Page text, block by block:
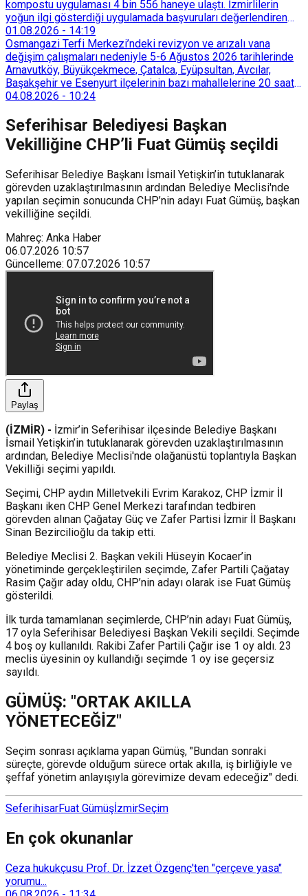
kompostu uygulaması 4 bin 556 haneye ulaştı. İzmirlilerin
yoğun ilgi gösterdiği uygulamada başvuruları değerlendiren
Tarımsal Hizmetler Dairesi Başkanlığı, farklı ilçelerde toplam
128 bokaşi kompost eğitimi düzenleyerek İzmirlileri
sürdürülebilir atık yönetimi sistemine dahil etti.
01.08.2026 - 14:19
Osmangazi Terfi Merkezi’ndeki revizyon ve arızalı vana
değişim çalışmaları nedeniyle 5-6 Ağustos 2026 tarihlerinde
Arnavutköy, Büyükçekmece, Çatalca, Eyüpsultan, Avcılar,
Başakşehir ve Esenyurt ilçelerinin bazı mahallelerine 20 saat
süreyle su verilemeyecek.
04.08.2026 - 10:24
Seferihisar Belediyesi Başkan
Vekilliğine CHP’li Fuat Gümüş seçildi
Seferihisar Belediye Başkanı İsmail Yetişkin’in tutuklanarak
görevden uzaklaştırılmasının ardından Belediye Meclisi'nde
yapılan seçimin sonucunda CHP’nin adayı Fuat Gümüş, başkan
vekilliğine seçildi.
Mahreç: Anka Haber
06.07.2026 10:57
Güncelleme: 07.07.2026 10:57
Paylaş
(İZMİR) - İzmir’in Seferihisar ilçesinde Belediye Başkanı
İsmail Yetişkin’in tutuklanarak görevden uzaklaştırılmasının
ardından, Belediye Meclisi'nde olağanüstü toplantıyla Başkan
Vekilliği seçimi yapıldı.
Seçimi, CHP aydın Milletvekili Evrim Karakoz, CHP İzmir İl
Başkanı iken CHP Genel Merkezi tarafından tedbiren
görevden alınan Çağatay Güç ve Zafer Partisi İzmir İl Başkanı
Sinan Bezircilioğlu da takip etti.
Belediye Meclisi 2. Başkan vekili Hüseyin Kocaer’in
yönetiminde gerçekleştirilen seçimde, Zafer Partili Çağatay
Rasim Çağır aday oldu, CHP’nin adayı olarak ise Fuat Gümüş
gösterildi.
İlk turda tamamlanan seçimlerde, CHP’nin adayı Fuat Gümüş,
17 oyla Seferihisar Belediyesi Başkan Vekili seçildi. Seçimde
4 boş oy kullanıldı. Rakibi Zafer Partili Çağır ise 1 oy aldı. 23
meclis üyesinin oy kullandığı seçimde 1 oy ise geçersiz
sayıldı.
GÜMÜŞ: "ORTAK AKILLA
YÖNETECEĞİZ"
Seçim sonrası açıklama yapan Gümüş, "Bundan sonraki
süreçte, görevde olduğum sürece ortak akılla, iş birliğiyle ve
şeffaf yönetim anlayışıyla görevimize devam edeceğiz" dedi.
SeferihisarFuat GümüşİzmirSeçim
En çok okunanlar
Ceza hukukçusu Prof. Dr. İzzet Özgenç'ten "çerçeve yasa"
yorumu...